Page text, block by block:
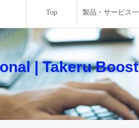
Top 製品・サービス
| Takeru